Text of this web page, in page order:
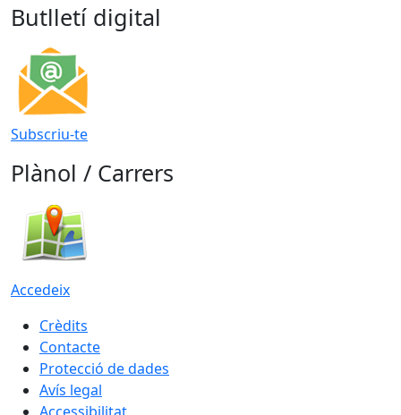
Butlletí digital
Subscriu-te
Plànol / Carrers
Accedeix
Crèdits
Contacte
Protecció de dades
Avís legal